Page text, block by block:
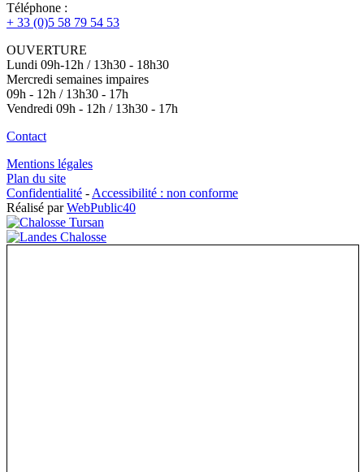
Téléphone :
+ 33 (0)5 58 79 54 53
OUVERTURE
Lundi 09h-12h / 13h30 - 18h30
Mercredi semaines impaires
09h - 12h / 13h30 - 17h
Vendredi 09h - 12h / 13h30 - 17h
Contact
Mentions légales
Plan du site
Confidentialité -Accessibilité : non conforme
Réalisé parWebPublic40